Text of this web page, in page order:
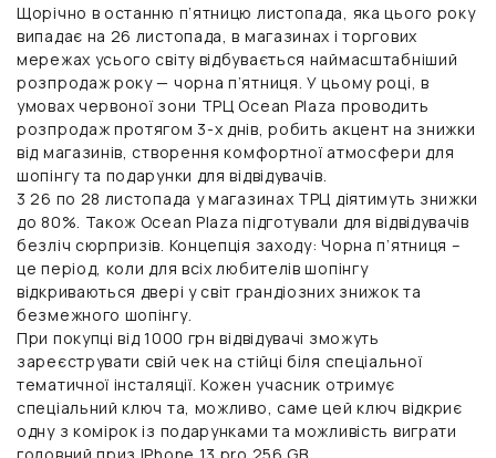
Щорічно в останню п’ятницю листопада, яка цього року
випадає на 26 листопада, в магазинах і торгових
мережах усього світу відбувається наймасштабніший
розпродаж року — чорна п’ятниця. У цьому році, в
умовах червоної зони ТРЦ Ocean Plaza проводить
розпродаж протягом 3-х днів, робить акцент на знижки
від магазинів, створення комфортної атмосфери для
шопінгу та подарунки для відвідувачів.
3 26 по 28 листопада у магазинах ТРЦ діятимуть знижки
до 80%. Також Ocean Plaza підготували для відвідувачів
безліч сюрпризів. Концепція заходу: Чорна п’ятниця –
це період, коли для всіх любителів шопінгу
відкриваються двері у світ грандіозних знижок та
безмежного шопінгу.
При покупці від 1000 грн відвідувачі зможуть
зареєструвати свій чек на стійці біля спеціальної
тематичної інсталяції. Кожен учасник отримує
спеціальний ключ та, можливо, саме цей ключ відкриє
одну з комірок із подарунками та можливість виграти